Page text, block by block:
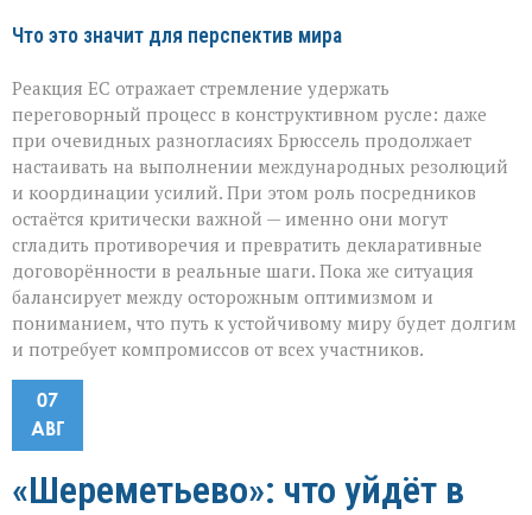
Что это значит для перспектив мира
Реакция ЕС отражает стремление удержать
переговорный процесс в конструктивном русле: даже
при очевидных разногласиях Брюссель продолжает
настаивать на выполнении международных резолюций
и координации усилий. При этом роль посредников
остаётся критически важной — именно они могут
сгладить противоречия и превратить декларативные
договорённости в реальные шаги. Пока же ситуация
балансирует между осторожным оптимизмом и
пониманием, что путь к устойчивому миру будет долгим
и потребует компромиссов от всех участников.
07
АВГ
«Шереметьево»: что уйдёт в